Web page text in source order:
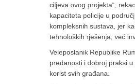
ciljeva ovog projekta“,
kapaciteta policije u
kompleksnih sustava, jer
tehnoloških rješenja, već
Veleposlanik Republike
predanosti i dobroj praksi
korist svih građana.